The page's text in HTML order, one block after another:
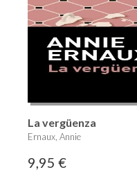
La vergüenza
Ernaux, Annie
9,95 €